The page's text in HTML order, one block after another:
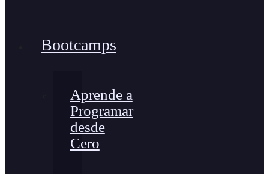
Bootcamps
Aprende a
Programar
desde
Cero